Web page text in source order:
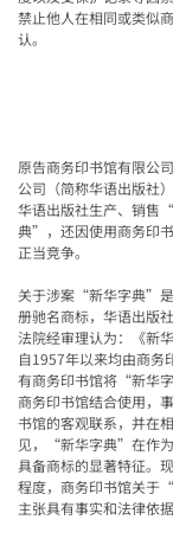
禁止他人在相同或类似
认。
原告商务印书馆有限公
公司（简称华语出版社
华语出版社生产、销售 “
典” ，还因使用商务印
正当竞争。
关于涉案 “新华字典”
册驰名商标，华语出版
法院经审理认为：《新
自1957年以来均由商务
有商务印书馆将 “新华
商务印书馆结合使用，
书馆的客观联系，并在
见，
“新华字典” 在作
具备商标的显著特征。
程度，商务印书馆关于 “
主张具有事实和法律依据